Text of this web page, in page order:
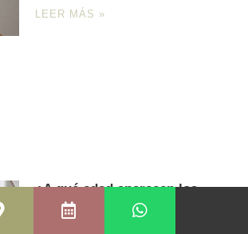
LEER MÁS »
¿A qué edad aparecen los
primeros signos de
envejecimiento facial?